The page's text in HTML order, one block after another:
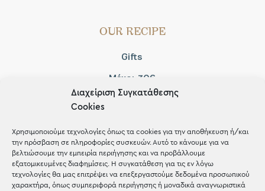
Διαχείριση Συγκατάθεσης
Cookies
Χρησιμοποιούμε τεχνολογίες όπως τα cookies για την αποθήκευση ή/και
την πρόσβαση σε πληροφορίες συσκευών. Αυτό το κάνουμε για να
βελτιώσουμε την εμπειρία περιήγησης και να προβάλλουμε
εξατομικευμένες διαφημίσεις. Η συγκατάθεση για τις εν λόγω
τεχνολογίες θα μας επιτρέψει να επεξεργαστούμε δεδομένα προσωπικού
χαρακτήρα, όπως συμπεριφορά περιήγησης ή μοναδικά αναγνωριστικά
OUR RECIPE
Gifts
Μέχρι 30€
Blog